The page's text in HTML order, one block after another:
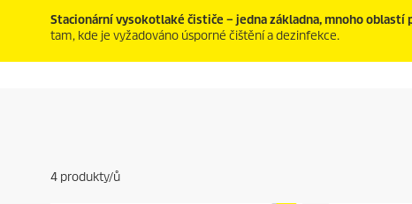
Stacionární vysokotlaké čističe – jedna základna, mnoho oblastí
tam, kde je vyžadováno úsporné čištění a dezinfekce.
4 produkty/ů